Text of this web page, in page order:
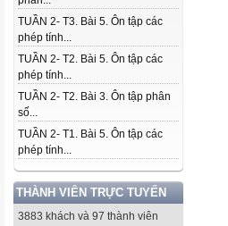
TUẦN 2- T3. Bài 5. Ôn tập các
phép tính...
TUẦN 2- T2. Bài 5. Ôn tập các
phép tính...
TUẦN 2- T2. Bài 3. Ôn tập phân
số...
TUẦN 2- T1. Bài 5. Ôn tập các
phép tính...
THÀNH VIÊN TRỰC TUYẾN
3883 khách và 97 thành viên